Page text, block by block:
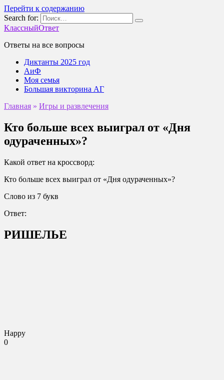
Перейти к содержанию
Search for:
КлассныйОтвет
Ответы на все вопросы
Диктанты 2025 год
АиФ
Моя семья
Большая викторина АГ
Главная » Игры и развлечения
Кто больше всех выиграл от «Дня
одураченных»?
Какой ответ на кроссворд:
Кто больше всех выиграл от «Дня одураченных»?
Слово из 7 букв
Ответ:
РИШЕЛЬЕ
Happy
0